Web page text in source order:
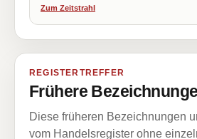
Zum Zeitstrahl
REGISTERTREFFER
Frühere
Diese früheren Bezeichnungen
vom Handelsregister ohne